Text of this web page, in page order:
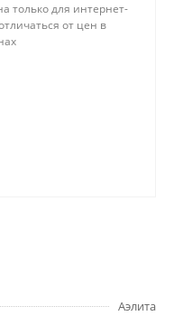
только для интернет-
от цен в
Аэлита